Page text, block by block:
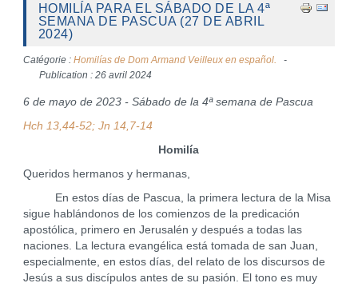
HOMILÍA PARA EL SÁBADO DE LA 4ª
SEMANA DE PASCUA (27 DE ABRIL
2024)
Catégorie : Homilías de Dom Armand Veilleux en español.
Publication : 26 avril 2024
6 de mayo de 2023 - Sábado de la 4ª semana de Pascua
Hch 13,44-52; Jn 14,7-14
Homilía
Queridos hermanos y hermanas,
En estos días de Pascua, la primera lectura de la Misa
sigue hablándonos de los comienzos de la predicación
apostólica, primero en Jerusalén y después a todas las
naciones. La lectura evangélica está tomada de san Juan,
especialmente, en estos días, del relato de los discursos de
Jesús a sus discípulos antes de su pasión. El tono es muy